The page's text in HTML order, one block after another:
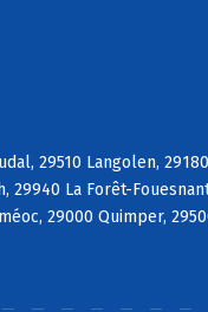
29510 Langolen,
29940 La Forêt-
29000 Quimper,